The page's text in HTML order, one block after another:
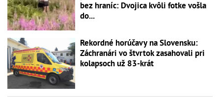
bez hraníc: Dvojica kvôli fotke vošla
do...
Rekordné horúčavy na Slovensku:
Záchranári vo štvrtok zasahovali pri
kolapsoch už 83-krát